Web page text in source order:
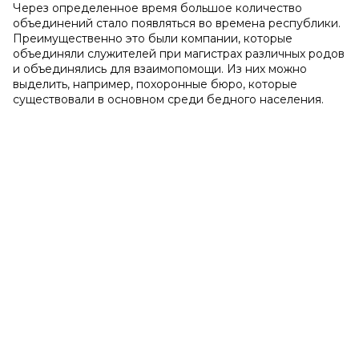
Через определенное время большое количество
объединений стало появляться во времена республики.
Преимущественно это были компании, которые
объединяли служителей при магистрах различных родов
и объединялись для взаимопомощи. Из них можно
выделить, например, похоронные бюро, которые
существовали в основном среди бедного населения.